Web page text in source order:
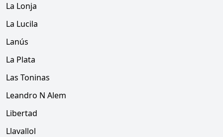
La Lonja
La Lucila
Lanús
La Plata
Las Toninas
Leandro N Alem
Libertad
Llavallol